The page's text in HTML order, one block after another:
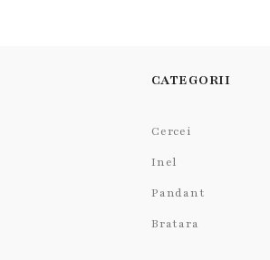
CATEGORII
Cercei
Inel
Pandant
Bratara